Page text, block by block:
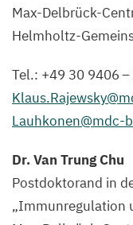
Max-Delbrück-
Helmholtz-
Tel.: +49 30 9406–
Lauhkonen@​mdc-​
Dr. Van Trung Chu
Postdoktorand in
„Immunregulation